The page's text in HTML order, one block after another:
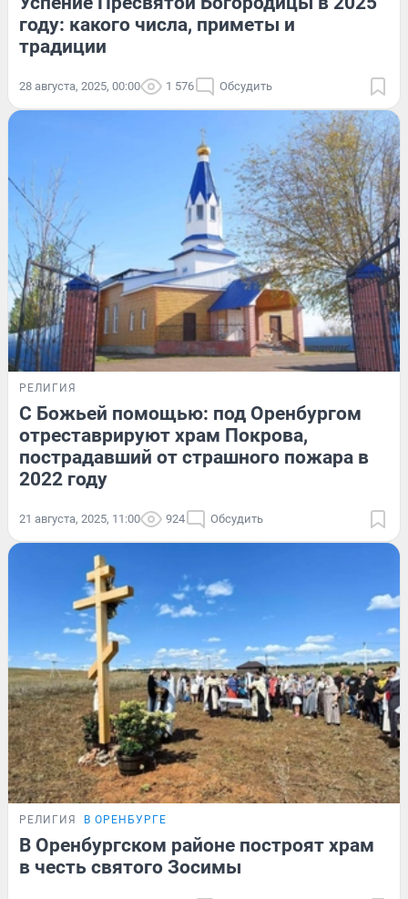
году: какого числа, приметы и
традиции
28 августа, 2025, 00:00 1 576 Обсудить
РЕЛИГИЯ
С Божьей помощью: под Оренбургом
отреставрируют храм Покрова,
пострадавший от страшного пожара в
2022 году
21 августа, 2025, 11:00 924 Обсудить
РЕЛИГИЯ В ОРЕНБУРГЕ
В Оренбургском районе построят храм
в честь святого Зосимы